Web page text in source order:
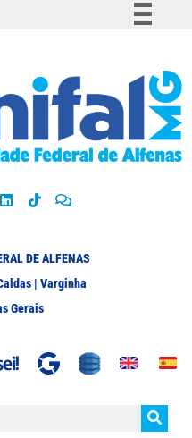
Participe
Acesso à informação
Legislação
DE ALFENAS
| Varginha
Gerais